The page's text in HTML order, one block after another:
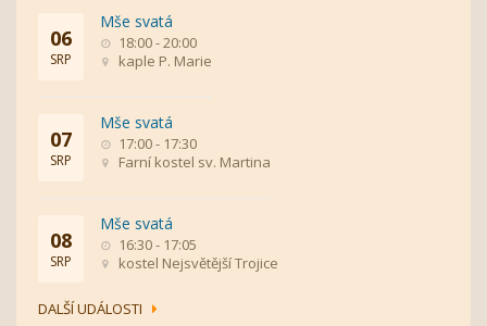
06
SRP
Mše svatá
18:00 - 20:00
kaple P. Marie
07
SRP
Mše svatá
17:00 - 17:30
Farní kostel sv. Martina
08
SRP
Mše svatá
16:30 - 17:05
kostel Nejsvětější Trojice
DALŠÍ UDÁLOSTI